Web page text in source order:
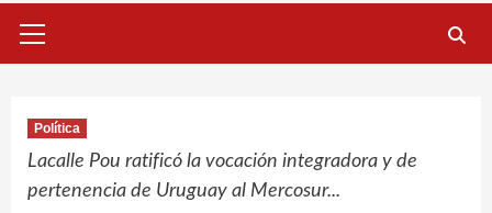
primario
Política
Lacalle Pou ratificó la vocación integradora y de
pertenencia de Uruguay al Mercosur...